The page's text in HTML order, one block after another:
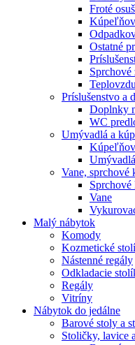
Froté
Ostatné
Sprchové
Príslušenstvo a
Doplnky
WC
Umývadlá a
Umývadlá
Vane, sprchové
Sprchové
Vane
Malý nábytok
Komody
Kozmetické
Nástenné regály
Odkladacie
Regály
Vitríny
Nábytok do jedálne
Barové stoly a
Stoličky, lavice